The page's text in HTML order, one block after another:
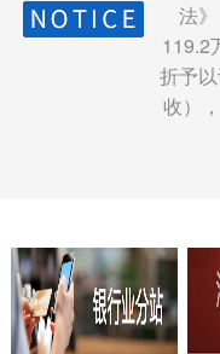
法
119.2
折予
收）